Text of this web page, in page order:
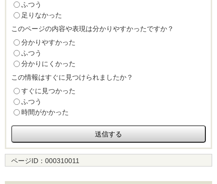
ふつう
足りなかった
このページの内容や表現は分かりやすかったですか？
分かりやすかった
ふつう
分かりにくかった
この情報はすぐに見つけられましたか？
すぐに見つかった
ふつう
時間がかかった
ページID： 000310011